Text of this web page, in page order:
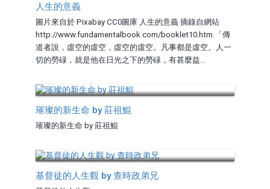
人生的意義
圖片來自於 Pixabay CC0圖庫 人生的意義 摘錄自網站
http://www.fundamentalbook.com/booklet10.htm 「傳
道者說，虛空的虛空，虛空的虛空。凡事都是虛空。人一
切的勞碌，就是他在日光之下的勞碌，有甚麼益...
璀璨的新生命 by 莊祖鯤
璀璨的新生命 by 莊祖鯤
基督徒的人生觀 by 查時政弟兄